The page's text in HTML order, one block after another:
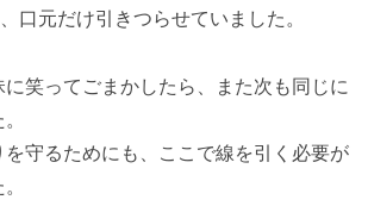
口元だけ引きつらせていました。
笑ってごまかしたら、また次も同じに
守るためにも、ここで線を引く必要が